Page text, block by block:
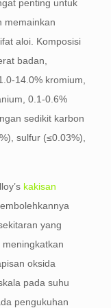
penting untuk
memainkan
aloi. Komposisi
badan,
14.0% kromium,
0.1-0.6%
sedikit karbon
sulfur (≤0.03%),
kakisan
yang
oksida
pada suhu
pengukuhan